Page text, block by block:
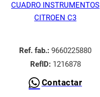
CUADRO INSTRUMENTOS
CITROEN C3
Ref. fab.: 9660225880
RefID:1216878
Contactar